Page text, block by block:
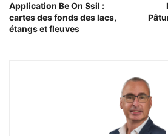
Application Be On Ssil :
cartes des fonds des lacs,
étangs et fleuves